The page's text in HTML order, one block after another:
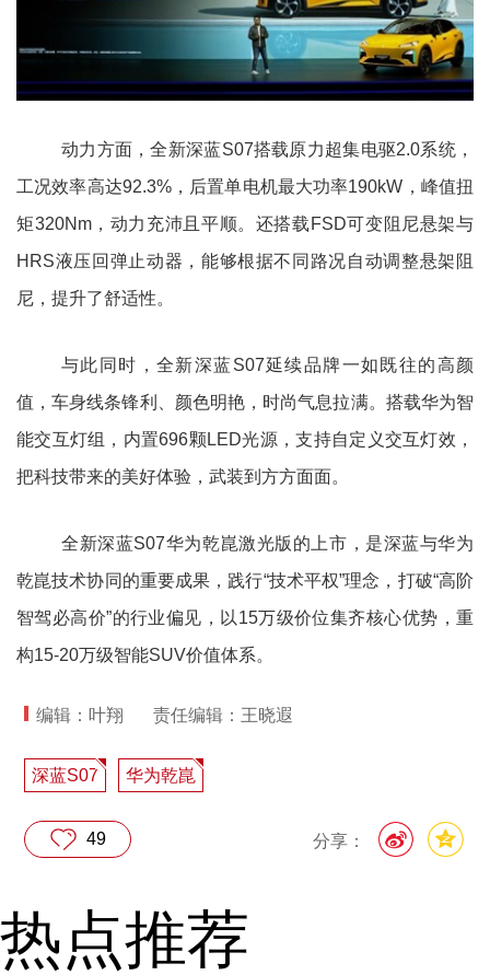
动力方面，全新深蓝S07搭载原力超集电驱2.0系统，
工况效率高达92.3%，后置单电机最大功率190kW，峰值扭
矩320Nm，动力充沛且平顺。还搭载FSD可变阻尼悬架与
HRS液压回弹止动器，能够根据不同路况自动调整悬架阻
尼，提升了舒适性。
与此同时，全新深蓝S07延续品牌一如既往的高颜
值，车身线条锋利、颜色明艳，时尚气息拉满。搭载华为智
能交互灯组，内置696颗LED光源，支持自定义交互灯效，
把科技带来的美好体验，武装到方方面面。
全新深蓝S07华为乾崑激光版的上市，是深蓝与华为
乾崑技术协同的重要成果，践行“技术平权”理念，打破“高阶
智驾必高价”的行业偏见，以15万级价位集齐核心优势，重
构15-20万级智能SUV价值体系。
编辑：叶翔 责任编辑：王晓遐
深蓝S07 华为乾崑
分享：
49
热点推荐